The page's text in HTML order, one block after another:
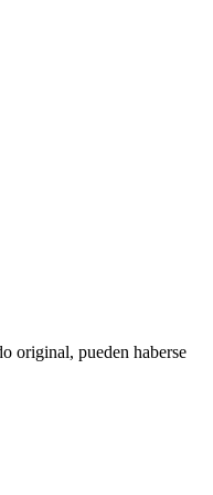
original, pueden haberse